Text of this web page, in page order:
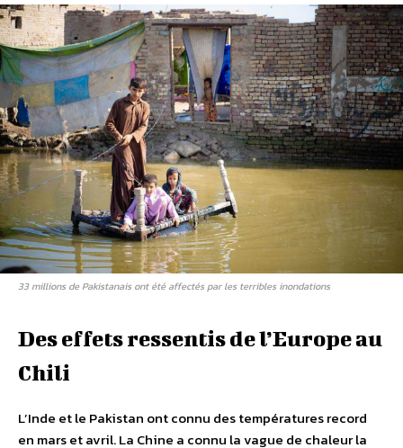
33 millions de Pakistanais ont été affectés par les terribles inondations
Des effets ressentis de l’Europe au
Chili
L’Inde et le Pakistan ont connu des températures record
en mars et avril. La Chine a connu la vague de chaleur la